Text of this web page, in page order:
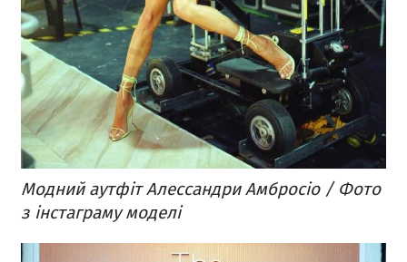
Модний аутфіт Алессандри Амбросіо / Фото
з інстаграму моделі